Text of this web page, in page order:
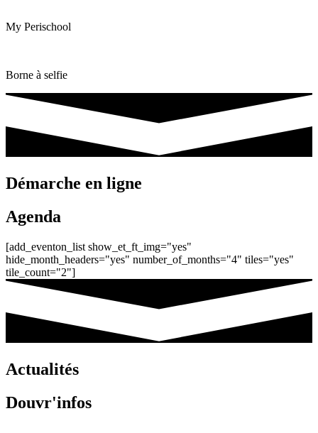
My Perischool
Borne à selfie
Démarche en ligne
Agenda
[add_eventon_list show_et_ft_img="yes"
hide_month_headers="yes" number_of_months="4" tiles="yes"
tile_count="2"]
Actualités
Douvr'infos